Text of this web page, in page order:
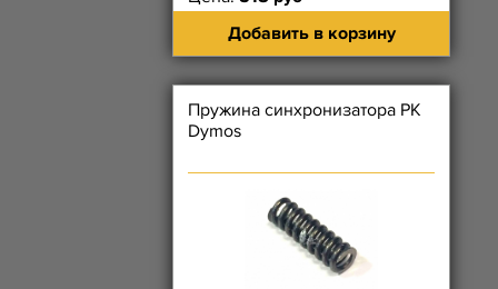
Добавить в корзину
Пружина синхронизатора РК
Dymos